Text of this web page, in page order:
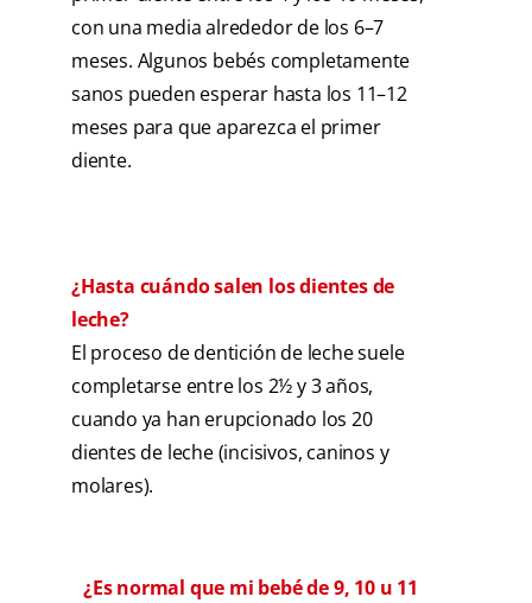
con una media alrededor de los 6–7
meses. Algunos bebés completamente
sanos pueden esperar hasta los 11–12
meses para que aparezca el primer
diente.
¿Hasta cuándo salen los dientes de
leche?
El proceso de dentición de leche suele
completarse entre los 2½ y 3 años,
cuando ya han erupcionado los 20
dientes de leche (incisivos, caninos y
molares).
¿Es normal que mi bebé de 9, 10 u 11